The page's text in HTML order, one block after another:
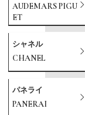
AUDEMARS PIGU
ET
シャネル
CHANEL
パネライ
PANERAI